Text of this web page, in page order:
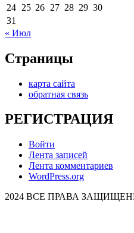
24 25 26 27 28 29 30
31
« Июл
Страницы
карта сайта
обратная связь
РЕГИСТРАЦИЯ
Войти
Лента записей
Лента комментариев
WordPress.org
2024 ВСЕ ПРАВА